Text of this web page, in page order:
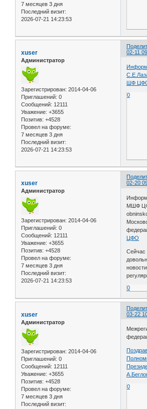
7 месяцев 3 дня
Последний визит:
2026-07-21 14:23:53
02-11
xuser
Администратор
Зарегистрирован: 2014-04-06
Приглашений: 0
Сообщений: 12111
Уважение: +3655
Позитив: +4528
Провел на форуме:
7 месяцев 3 дня
Последний визит:
2026-07-21 14:23:53
ШФ
0
02-20
xuser
Администратор
Зарегистрирован: 2014-04-06
Приглашений: 0
Сообщений: 12111
Уважение: +3655
Позитив: +4528
Провел на форуме:
7 месяцев 3 дня
Последний визит:
2026-07-21 14:23:53
МШФ
ЦФО
Сейчас
0
03-22
xuser
Администратор
Зарегистрирован: 2014-04-06
Приглашений: 0
Сообщений: 12111
Уважение: +3655
Позитив: +4528
Провел на форуме:
7 месяцев 3 дня
Последний визит:
0